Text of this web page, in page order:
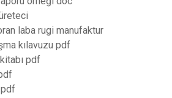
laba rugi manufaktur
kılavuzu pdf
pdf